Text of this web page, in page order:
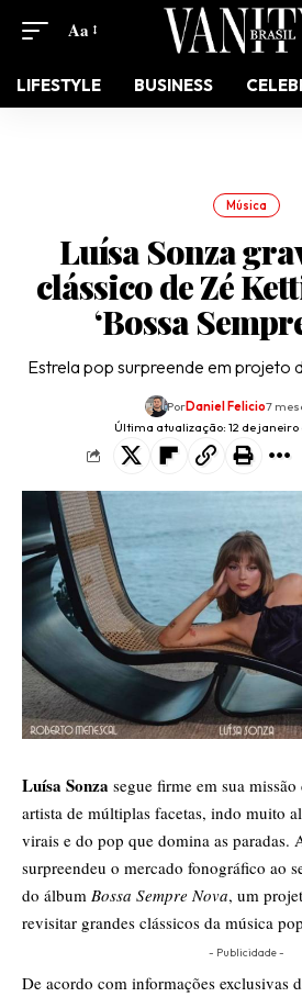
Aa
LIFESTYLE BUSINESS
Música
Luísa Sonza
clássico de Zé
‘Bossa
Estrela pop surpreende em projeto
Última atualização: 12 de janeiro
PorDaniel Felicio7
Luísa Sonza segue firme em sua
artista de múltiplas facetas, indo muito
virais e do pop que domina as paradas.
surpreendeu o mercado fonográfico ao
do álbum Bossa Sempre Nova, um
revisitar grandes clássicos da música
- Publicidade -
​De acordo com informações exclusivas